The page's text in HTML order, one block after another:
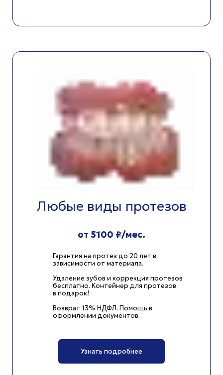
Любые виды протезов
от 5100 ₽/мес.
Гарантия на протез до 20 лет в
зависимости от материала.
Удаление зубов и коррекция протезов
бесплатно. Контейнер для протезов
в подарок!
Возврат 13% НДФЛ. Помощь в
оформлении документов.
Узнать подробнее